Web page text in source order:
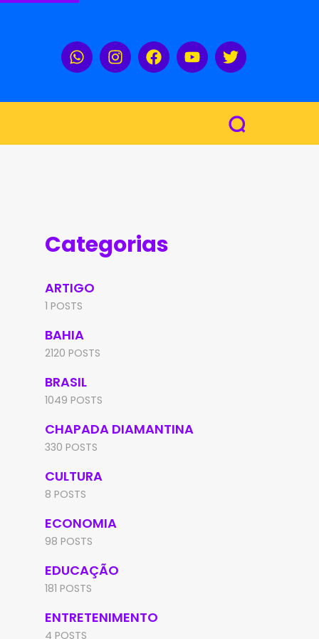
Categorias
ARTIGO
1 POSTS
BAHIA
2120 POSTS
BRASIL
1049 POSTS
CHAPADA DIAMANTINA
330 POSTS
CULTURA
8 POSTS
ECONOMIA
98 POSTS
EDUCAÇÃO
181 POSTS
ENTRETENIMENTO
4 POSTS